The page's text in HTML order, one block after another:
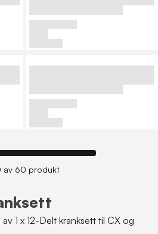
av 60 produkt
1 x 12-Delt kranksett til CX og